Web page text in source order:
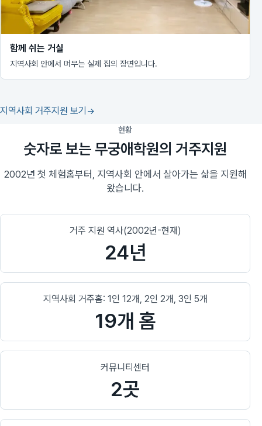
함께 쉬는 거실
지역사회 안에서 머무는 실제 집의 장면입니다.
지역사회 거주지원 보기
현황
숫자로 보는 무궁애학원의 거주지원
2002년 첫 체험홈부터, 지역사회 안에서 살아가는 삶을 지원해
왔습니다.
거주 지원 역사(2002년-현재)
24년
지역사회 거주홈: 1인 12개, 2인 2개, 3인 5개
19개 홈
커뮤니티센터
2곳